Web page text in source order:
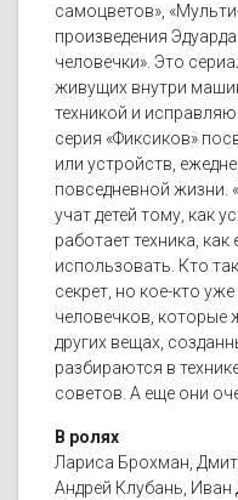
самоцветов»,
произведения
человечки». Это
живущих внутри
техникой и
серия «Фиксиков»
или устройств,
повседневной жизни.
учат детей тому, как
работает техника,
использовать. Кто
секрет, но кое-кто
человечков, которые
других вещах,
разбираются в
советов. А еще они
В ролях
Лариса Брохман,
Андрей Клубань,